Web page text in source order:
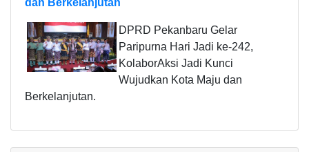
DPRD Pekanbaru Gelar
Paripurna Hari Jadi ke-242,
KolaborAksi Jadi Kunci
Wujudkan Kota Maju dan
Berkelanjutan.